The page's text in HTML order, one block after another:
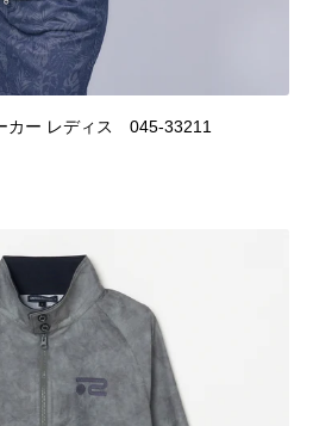
カー レディス 045-33211